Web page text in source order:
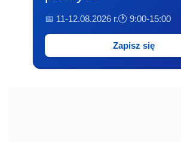
📅 11-12.08.2026 r.🕐 9:00-15:00
Zapisz się